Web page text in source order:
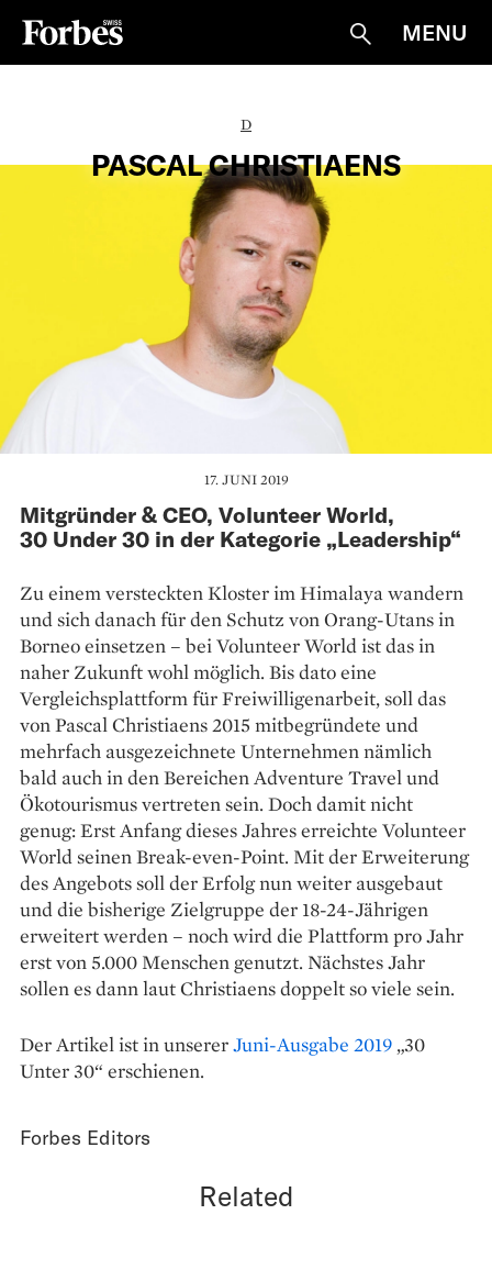
Suche
MENU
D
PASCAL CHRISTIAENS
17. JUNI 2019
Mitgründer & CEO, Volunteer World,
30 Under 30 in der Kategorie „Leadership“
Zu einem versteckten Kloster im Himalaya wandern
und sich danach für den Schutz von Orang-Utans in
Borneo einsetzen – bei Volunteer World ist das in
naher Zukunft wohl möglich. Bis dato eine
Vergleichsplattform für Freiwilligenarbeit, soll das
von Pascal Christiaens 2015 mitbegründete und
mehrfach ausgezeichnete Unternehmen nämlich
bald auch in den Bereichen Adventure Travel und
Ökotourismus vertreten sein. Doch damit nicht
genug: Erst Anfang dieses Jahres erreichte Volunteer
World seinen Break-even-Point. Mit der Erweiterung
des Angebots soll der Erfolg nun weiter ausgebaut
und die bisherige Zielgruppe der 18-24-Jährigen
erweitert werden – noch wird die Plattform pro Jahr
erst von 5.000 Menschen genutzt. Nächstes Jahr
sollen es dann laut Christiaens doppelt so viele sein.
Der Artikel ist in unsererJuni-Ausgabe 2019 „30
Unter 30“ erschienen.
Forbes Editors
Related